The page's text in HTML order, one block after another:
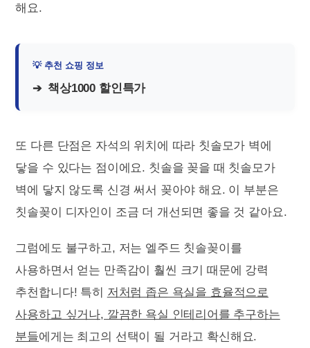
해요.
책상1000 할인특가
또 다른 단점은 자석의 위치에 따라 칫솔모가 벽에
닿을 수 있다는 점이에요. 칫솔을 꽂을 때 칫솔모가
벽에 닿지 않도록 신경 써서 꽂아야 해요. 이 부분은
칫솔꽂이 디자인이 조금 더 개선되면 좋을 것 같아요.
그럼에도 불구하고, 저는 엘주드 칫솔꽂이를
사용하면서 얻는 만족감이 훨씬 크기 때문에 강력
추천합니다! 특히 저처럼 좁은 욕실을 효율적으로
사용하고 싶거나, 깔끔한 욕실 인테리어를 추구하는
분들에게는 최고의 선택이 될 거라고 확신해요.